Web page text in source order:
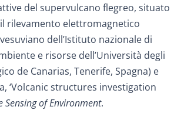
del supervulcano flegreo, situato
rilevamento elettromagnetico
dell’Istituto nazionale di
e risorse dell’Università degli
de Canarias, Tenerife, Spagna) e
‘Volcanic structures investigation
Sensing of Environment.